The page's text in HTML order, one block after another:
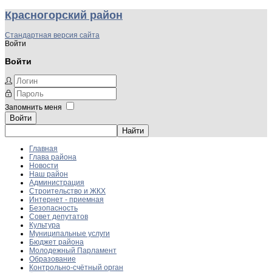
Красногорский район
Стандартная версия сайта
Войти
Войти
Запомнить меня
Войти
Главная
Глава района
Новости
Наш район
Администрация
Строительство и ЖКХ
Интернет - приемная
Безопасность
Совет депутатов
Культура
Муниципальные услуги
Бюджет района
Молодежный Парламент
Образование
Контрольно-счётный орган